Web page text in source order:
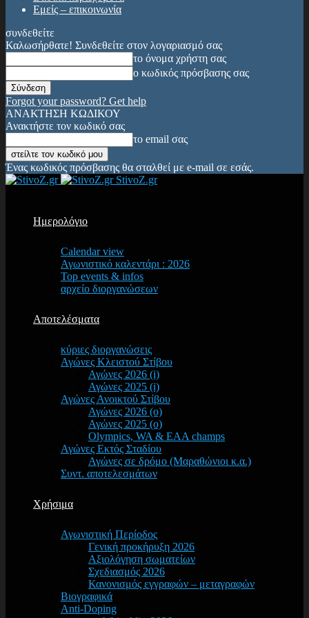
Εμείς – επικοινωνία
συνδεθείτε
Καλωσήρθατε! Συνδεθείτε στον λογαριασμό σας
το όνομα χρήστη σας
ο κωδικός πρόσβασης σας
Forgot your password? Get help
ΑΝΑΚΤΗΣΗ ΚΩΔΙΚΟΥ
Ανακτήστε τον κωδικό σας
το email σας
Ένας κωδικός πρόσβασης θα σταλθεί με e-mail σε εσάς.
StivoZ.gr
Ημερολόγιο
Calendar view
Αγωνιστικό καλεντάρι : 2026
Top events & infos
αρχείο διοργανώσεων
Αποτελέσματα
κύριες διοργανώσεις
Αγώνες Κλειστού Στίβου
Αγώνες 2026 (i)
Αγώνες 2025 (i)
Αγώνες Ανοικτού Στίβου
Αγώνες 2026 (o)
Αγώνες 2025 (o)
Olympics, WA & EAA champs
Αγώνες Εκτός Σταδίου
Αγώνες σε δρόμο (Μαραθώνιοι κ.α.)
Συντ. αποτελεσμάτων
Χρήσιμα
Αγωνιστική Περίοδος
Γενική προκήρυξη 2026
Αξιολόγηση σωματείων
Σχεδιασμός 2026
Κανονισμός εγγραφών – μεταγραφών
Βιογραφικά
Anti-Doping